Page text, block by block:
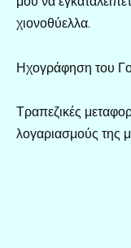
χιονοθύελλα.
Ηχογράφηση του
Τραπεζικές
λογαριασμούς της